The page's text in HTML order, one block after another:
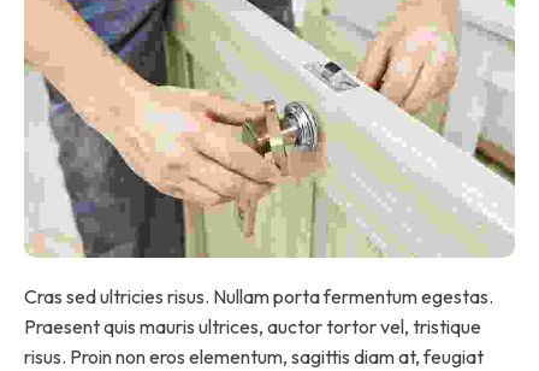
Cras sed ultricies risus. Nullam porta fermentum egestas.
Praesent quis mauris ultrices, auctor tortor vel, tristique
risus. Proin non eros elementum, sagittis diam at, feugiat